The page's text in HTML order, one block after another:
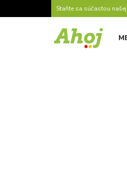
Staňte sa súčasťou